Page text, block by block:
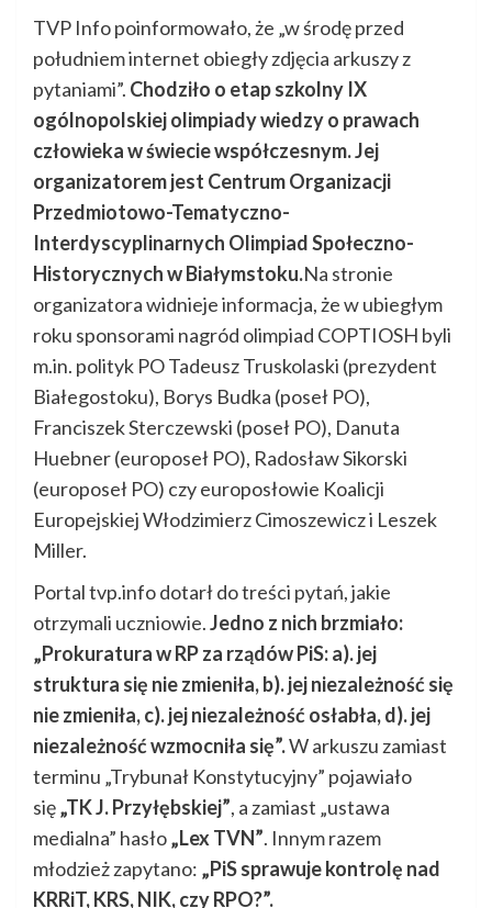
TVP Info poinformowało, że „w środę przed
południem internet obiegły zdjęcia arkuszy z
pytaniami”. Chodziło o etap szkolny IX
ogólnopolskiej olimpiady wiedzy o prawach
człowieka w świecie współczesnym. Jej
organizatorem jest Centrum Organizacji
Przedmiotowo-Tematyczno-
Interdyscyplinarnych Olimpiad Społeczno-
Historycznych w Białymstoku.Na stronie
organizatora widnieje informacja, że w ubiegłym
roku sponsorami nagród olimpiad COPTIOSH byli
m.in. polityk PO Tadeusz Truskolaski (prezydent
Białegostoku), Borys Budka (poseł PO),
Franciszek Sterczewski (poseł PO), Danuta
Huebner (europoseł PO), Radosław Sikorski
(europoseł PO) czy europosłowie Koalicji
Europejskiej Włodzimierz Cimoszewicz i Leszek
Miller.
Portal tvp.info dotarł do treści pytań, jakie
otrzymali uczniowie.Jedno z nich brzmiało:
„Prokuratura w RP za rządów PiS: a). jej
struktura się nie zmieniła, b). jej niezależność się
nie zmieniła, c). jej niezależność osłabła, d). jej
niezależność wzmocniła się”.W arkuszu zamiast
terminu „Trybunał Konstytucyjny” pojawiało
się„TK J. Przyłębskiej”, a zamiast „ustawa
medialna” hasło„Lex TVN”. Innym razem
młodzież zapytano: „PiS sprawuje kontrolę nad
KRRiT, KRS, NIK, czy RPO?”.